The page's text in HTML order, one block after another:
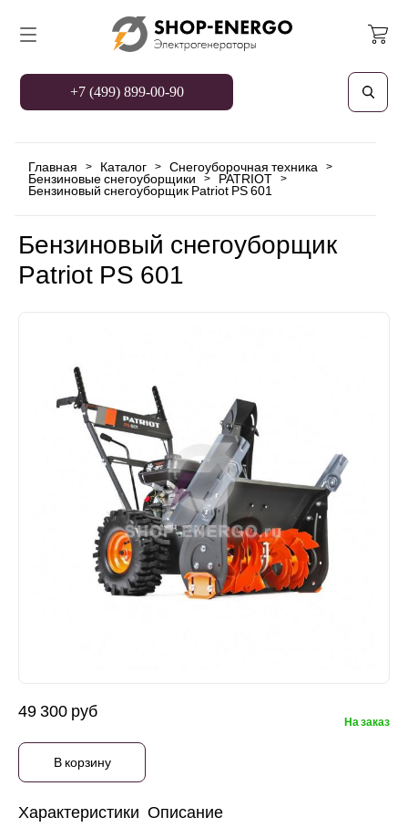
+7 (499) 899-00-90
Главная > Каталог > Снегоуборочная техника >
Бензиновые снегоуборщики > PATRIOT >
Бензиновый снегоуборщик Patriot PS 601
Бензиновый снегоуборщик
Patriot PS 601
49 300 руб
На заказ
В корзину
Характеристики Описание